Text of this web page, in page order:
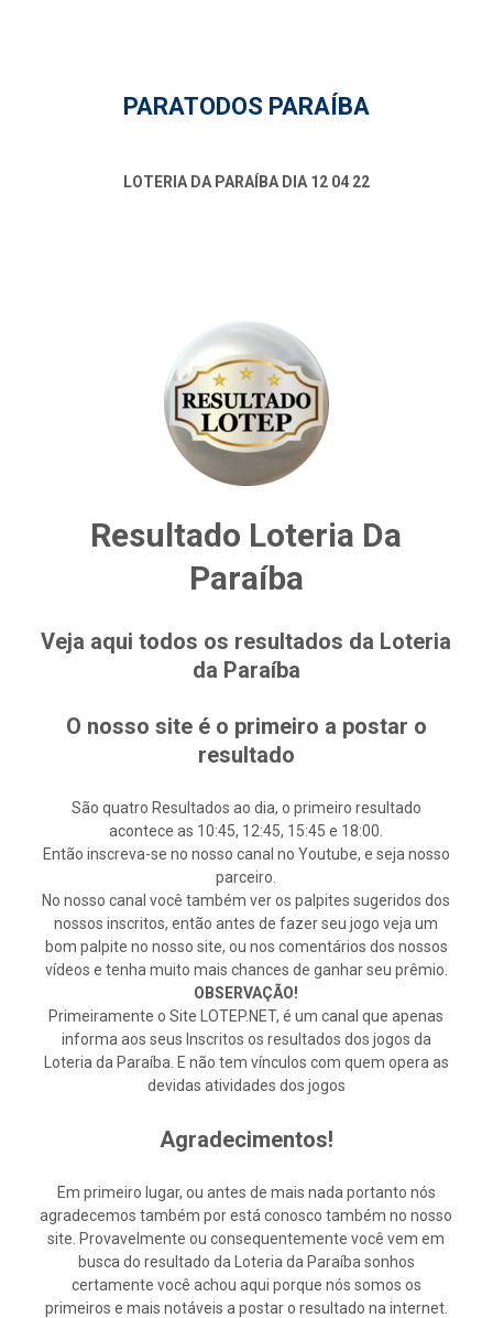
PARATODOS PARAÍBA
LOTERIA DA PARAÍBA DIA 12 04 22
Resultado Loteria Da
Paraíba
Veja aqui todos os resultados da Loteria
da Paraíba
O nosso site é o primeiro a postar o
resultado
São quatro Resultados ao dia, o primeiro resultado
acontece as 10:45, 12:45, 15:45 e 18:00.
Então inscreva-se no nosso canal no Youtube, e seja nosso
parceiro.
No nosso canal você também ver os palpites sugeridos dos
nossos inscritos, então antes de fazer seu jogo veja um
bom palpite no nosso site, ou nos comentários dos nossos
vídeos e tenha muito mais chances de ganhar seu prêmio.
OBSERVAÇÃO!
Primeiramente o Site LOTEP.NET, é um canal que apenas
informa aos seus Inscritos os resultados dos jogos da
Loteria da Paraíba. E não tem vínculos com quem opera as
devidas atividades dos jogos
Agradecimentos!
Em primeiro lugar, ou antes de mais nada portanto nós
agradecemos também por está conosco também no nosso
site. Provavelmente ou consequentemente você vem em
busca do resultado da Loteria da Paraíba sonhos
certamente você achou aqui porque nós somos os
primeiros e mais notáveis a postar o resultado na internet.